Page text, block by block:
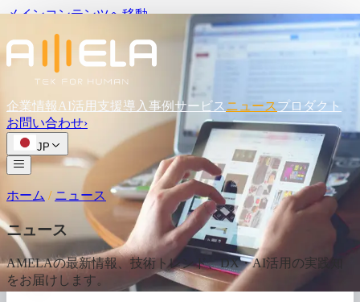
メインコンテンツへ移動
企業情報 AI活用支援導入事例 サービス ニュースプロダクト
お問い合わせ›
JP
ホーム / ニュース
ニュース
AMELAの最新情報、技術トレンド、DX・AI活用の実践知
をお届けします。